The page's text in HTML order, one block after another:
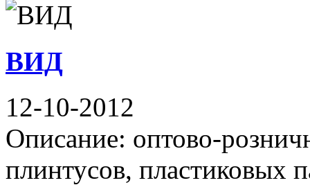
ВИД
12-10-2012
Описание: оптово-
плинтусов, пластиковых